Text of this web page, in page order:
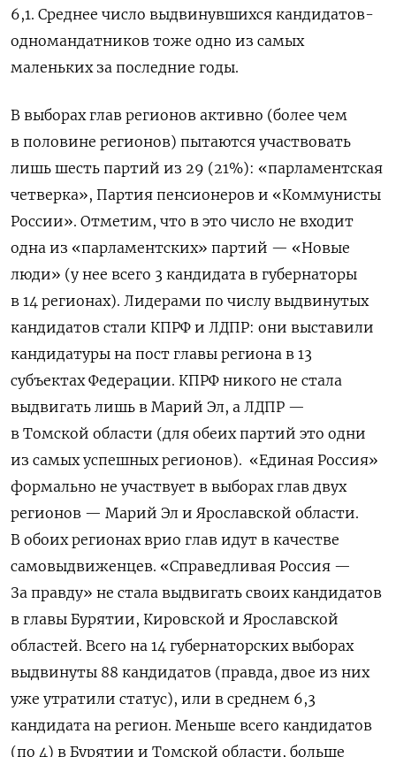
6,1. Среднее число выдвинувшихся кандидатов-
одномандатников тоже одно из самых
маленьких за последние годы.
В выборах глав регионов активно (более чем
в половине регионов) пытаются участвовать
лишь шесть партий из 29 (21%): «парламентская
четверка», Партия пенсионеров и «Коммунисты
России». Отметим, что в это число не входит
одна из «парламентских» партий — «Новые
люди» (у нее всего 3 кандидата в губернаторы
в 14 регионах). Лидерами по числу выдвинутых
кандидатов стали КПРФ и ЛДПР: они выставили
кандидатуры на пост главы региона в 13
субъектах Федерации. КПРФ никого не стала
выдвигать лишь в Марий Эл, а ЛДПР —
в Томской области (для обеих партий это одни
из самых успешных регионов). «Единая Россия»
формально не участвует в выборах глав двух
регионов — Марий Эл и Ярославской области.
В обоих регионах врио глав идут в качестве
самовыдвиженцев. «Справедливая Россия —
За правду» не стала выдвигать своих кандидатов
в главы Бурятии, Кировской и Ярославской
областей. Всего на 14 губернаторских выборах
выдвинуты 88 кандидатов (правда, двое из них
уже утратили статус), или в среднем 6,3
кандидата на регион. Меньше всего кандидатов
(по 4) в Бурятии и Томской области, больше